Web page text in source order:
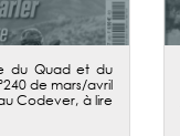
du Quad et du
de mars/avril
Codever, à lire